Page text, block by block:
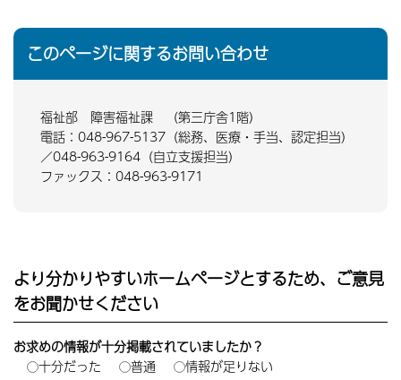
このページに関するお問い合わせ
福祉部 障害福祉課 （第三庁舎1階）
電話：048-967-5137（総務、医療・手当、認定担当）
／048-963-9164（自立支援担当）
ファックス：048-963-9171
より分かりやすいホームページとするため、ご意見
をお聞かせください
お求めの情報が十分掲載されていましたか？
十分だった
普通
情報が足りない